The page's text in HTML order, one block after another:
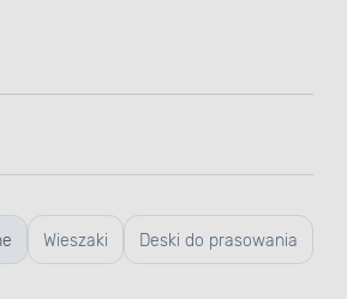
Wieszaki Deski do prasowania